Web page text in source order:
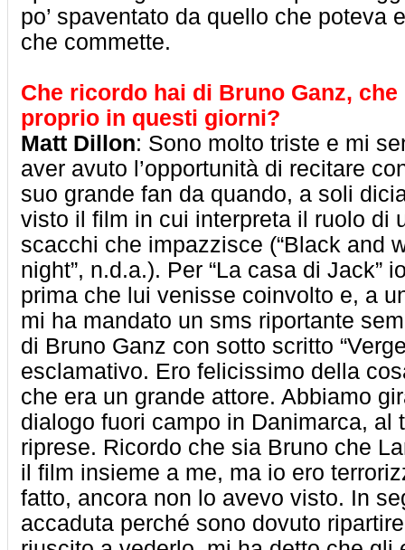
po’ spaventato da quello che poteva
che commette.
Che ricordo hai di Bruno Ganz,
proprio in questi giorni?
Matt Dillon: Sono molto triste e mi
aver avuto l’opportunità di recitare
suo grande fan da quando, a soli
visto il film in cui interpreta il ruolo di
scacchi che impazzisce (“Black and
night”, n.d.a.). Per “La casa di Jack”
prima che lui venisse coinvolto e, a
mi ha mandato un sms riportante
di Bruno Ganz con sotto scritto
esclamativo. Ero felicissimo della
che era un grande attore. Abbiamo
dialogo fuori campo in Danimarca, al
riprese. Ricordo che sia Bruno che
il film insieme a me, ma io ero
fatto, ancora non lo avevo visto. In
accaduta perché sono dovuto